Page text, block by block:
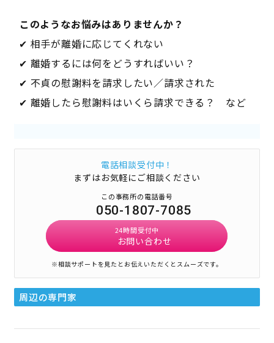
――このようなお悩みはありませんか？――
✔ 相手が離婚に応じてくれない
✔ 離婚するには何をどうすればいい？
✔ 不貞の慰謝料を請求したい／請求された
✔ 離婚したら慰謝料はいくら請求できる？ など
電話相談受付中！
まずはお気軽にご相談ください
この事務所の電話番号
050-1807-7085
24時間受付中
お問い合わせ
※相談サポートを見たとお伝えいただくとスムーズです。
周辺の専門家